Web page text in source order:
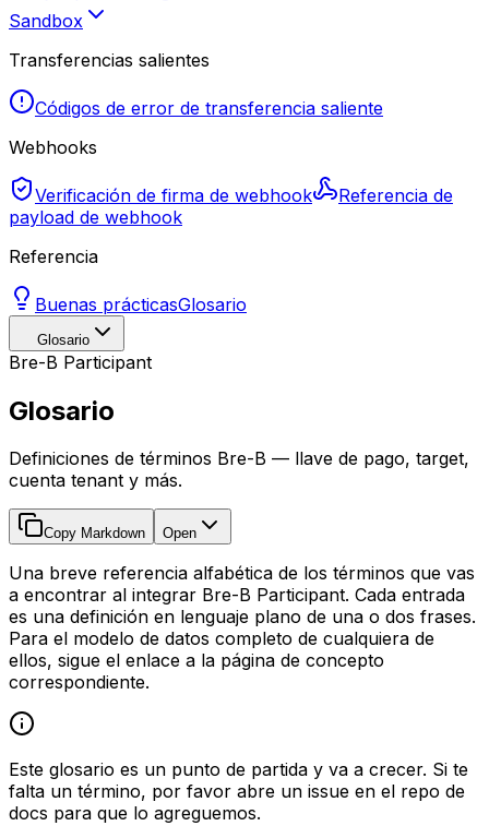
Sandbox
Transferencias salientes
Códigos de error de transferencia saliente
Webhooks
Verificación de firma de webhook
Referencia de
payload de webhook
Referencia
Buenas prácticasGlosario
Glosario
Bre-B Participant
Glosario
Definiciones de términos Bre-B — llave de pago, target,
cuenta tenant y más.
Copy Markdown Open
Una breve referencia alfabética de los términos que vas
a encontrar al integrar Bre-B Participant. Cada entrada
es una definición en lenguaje plano de una o dos frases.
Para el modelo de datos completo de cualquiera de
ellos, sigue el enlace a la página de concepto
correspondiente.
Este glosario es un punto de partida y va a crecer. Si te
falta un término, por favor abre un issue en el repo de
docs para que lo agreguemos.